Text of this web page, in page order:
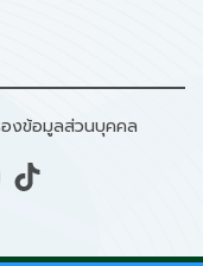
งข้อมูลส่วนบุคคล
TikTok